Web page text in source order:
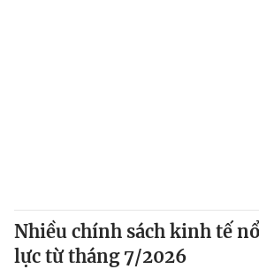
Emagazine Podcast
Nhiều chính sách kinh tế
lực từ tháng 7/2026